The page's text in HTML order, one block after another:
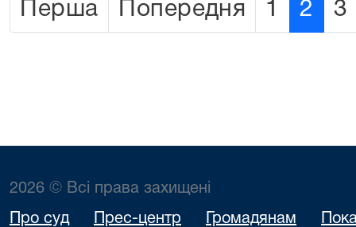
Перша Попередня 1 2 3
2026 © Всі права захищені
Про суд Прес-центр Громадянам